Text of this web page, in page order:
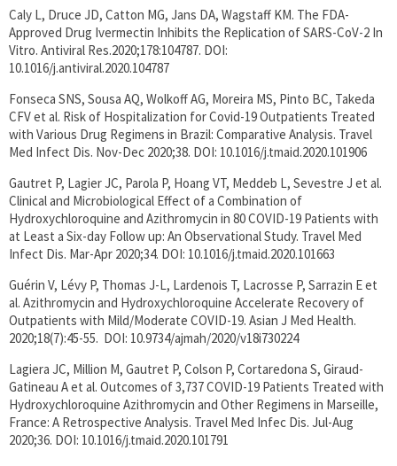
Caly L, Druce JD, Catton MG, Jans DA, Wagstaff KM. The FDA-
Approved Drug Ivermectin Inhibits the Replication of SARS-CoV-2 In
Vitro. Antiviral Res.2020;178:104787. DOI:
10.1016/j.antiviral.2020.104787
Fonseca SNS, Sousa AQ, Wolkoff AG, Moreira MS, Pinto BC, Takeda
CFV et al. Risk of Hospitalization for Covid-19 Outpatients Treated
with Various Drug Regimens in Brazil: Comparative Analysis. Travel
Med Infect Dis. Nov-Dec 2020;38. DOI: 10.1016/j.tmaid.2020.101906
Gautret P, Lagier JC, Parola P, Hoang VT, Meddeb L, Sevestre J et al.
Clinical and Microbiological Effect of a Combination of
Hydroxychloroquine and Azithromycin in 80 COVID-19 Patients with
at Least a Six-day Follow up: An Observational Study. Travel Med
Infect Dis. Mar-Apr 2020;34. DOI: 10.1016/j.tmaid.2020.101663
Guérin V, Lévy P, Thomas J-L, Lardenois T, Lacrosse P, Sarrazin E et
al. Azithromycin and Hydroxychloroquine Accelerate Recovery of
Outpatients with Mild/Moderate COVID-19. Asian J Med Health.
2020;18(7):45-55. DOI: 10.9734/ajmah/2020/v18i730224
Lagiera JC, Million M, Gautret P, Colson P, Cortaredona S, Giraud-
Gatineau A et al. Outcomes of 3,737 COVID-19 Patients Treated with
Hydroxychloroquine Azithromycin and Other Regimens in Marseille,
France: A Retrospective Analysis. Travel Med Infec Dis. Jul-Aug
2020;36. DOI: 10.1016/j.tmaid.2020.101791